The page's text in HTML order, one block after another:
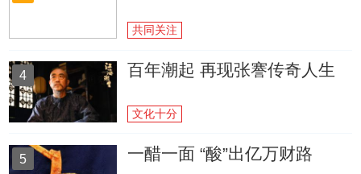
共同关注
4 百年潮起 再现张謇传奇人生
文化十分
5 一醋一面 “酸”出亿万财路